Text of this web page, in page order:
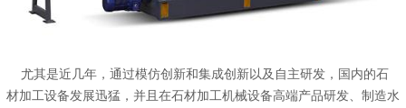
尤其是近几年，通过模仿创新和集成创新以及自主研发，国内的石
材加工设备发展迅猛，并且在石材加工机械设备高端产品研发、制造水